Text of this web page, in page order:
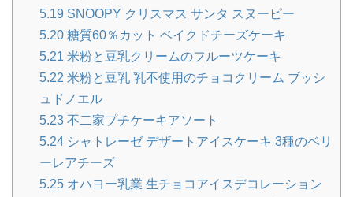
5.19 SNOOPY クリスマス サンタ スヌーピー
5.20 糖質60％カット ベイクドチーズケーキ
5.21 米粉と豆乳クリームのフルーツケーキ
5.22 米粉と豆乳 乳不使用のチョコクリーム ブッシ
ュドノエル
5.23 不二家プチケーキアソート
5.24 シャトレーゼ デザートアイスケーキ 3種のベリ
ーレアチーズ
5.25 オハヨー乳業 生チョコアイスデコレーション